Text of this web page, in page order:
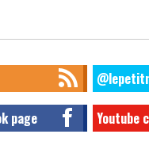
page Youtube